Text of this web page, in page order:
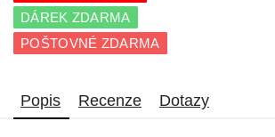
DÁREK ZDARMA
POŠTOVNÉ ZDARMA
Popis Recenze Dotazy